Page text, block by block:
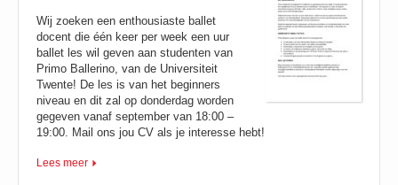
Wij zoeken een enthousiaste ballet
docent die één keer per week een uur
ballet les wil geven aan studenten van
Primo Ballerino, van de Universiteit
Twente! De les is van het beginners
niveau en dit zal op donderdag worden
gegeven vanaf september van 18:00 –
19:00. Mail ons jou CV als je interesse hebt!
Lees meer